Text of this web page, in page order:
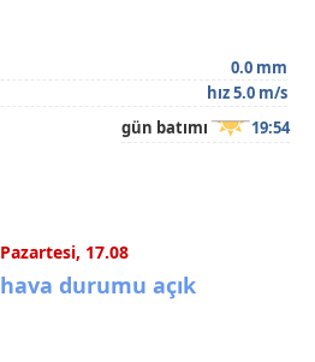
0.0 mm
hız 5.0 m/s
gün batımı 19:54
Pazartesi, 17.08
hava durumu açık